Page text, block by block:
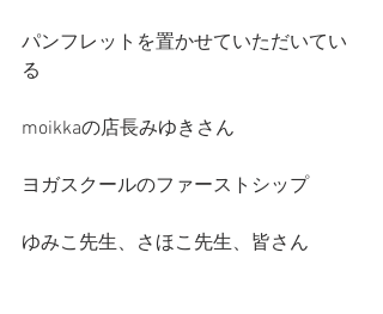
パンフレットを置かせていただいてい
る
moikkaの店長みゆきさん
ヨガスクールのファーストシップ
ゆみこ先生、さほこ先生、皆さん